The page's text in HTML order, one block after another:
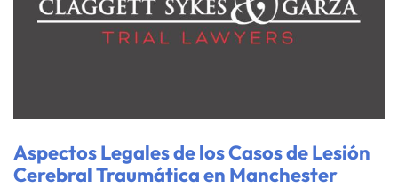
Aspectos Legales de los Casos de Lesión
Cerebral Traumática en Manchester